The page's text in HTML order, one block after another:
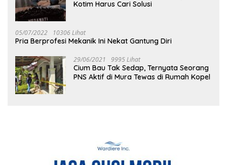
Kotim Harus Cari Solusi
05/07/2022 10306 Lihat
Pria Berprofesi Mekanik Ini Nekat Gantung Diri
29/06/2021 9995 Lihat
Cium Bau Tak Sedap, Ternyata Seorang
PNS Aktif di Mura Tewas di Rumah Kopel